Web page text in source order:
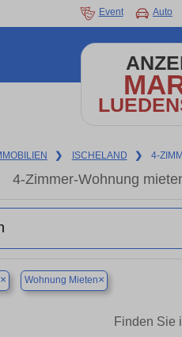
Event Auto
❯ ISCHELAND ❯ 4-
4-Zimmer-Wohnung
× Wohnung Mieten×
Finden Sie